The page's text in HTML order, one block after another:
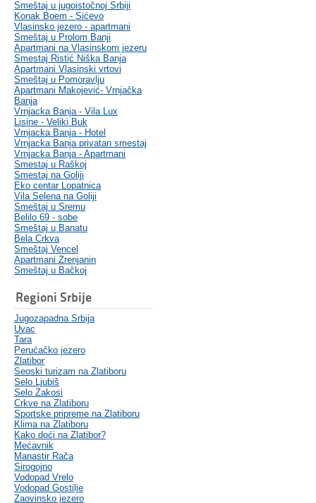
Smeštaj u jugoistočnoj Srbiji
Konak Boem - Sićevo
Vlasinsko jezero - apartmani
Smeštaj u Prolom Banji
Apartmani na Vlasinskom jezeru
Smestaj Ristić Niška Banja
Apartmani Vlasinski vrtovi
Smeštaj u Pomoravlju
Apartmani Makojević- Vrnjačka
Banja
Vrnjacka Banja - Vila Lux
Lisine - Veliki Buk
Vrnjacka Banja - Hotel
Vrnjacka Banja privatan smestaj
Vrnjacka Banja - Apartmani
Smestaj u Raškoj
Smestaj na Goliji
Eko centar Lopatnica
Vila Selena na Goliji
Smeštaj u Sremu
Belilo 69 - sobe
Smeštaj u Banatu
Bela Crkva
Smeštaj Vencel
Apartmani Zrenjanin
Smeštaj u Bačkoj
Regioni Srbije
Jugozapadna Srbija
Uvac
Tara
Perućačko jezero
Zlatibor
Seoski turizam na Zlatiboru
Selo Ljubiš
Selo Zakosi
Crkve na Zlatiboru
Sportske pripreme na Zlatiboru
Klima na Zlatiboru
Kako doći na Zlatibor?
Mećavnik
Manastir Rača
Sirogojno
Vodopad Vrelo
Vodopad Gostilje
Zaovinsko jezero